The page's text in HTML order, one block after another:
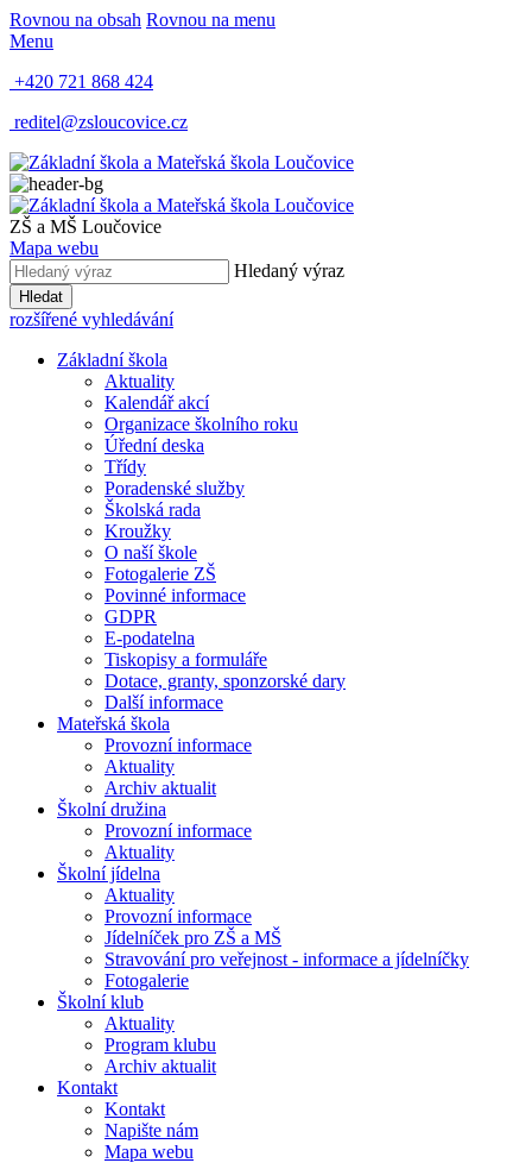
Rovnou na obsah Rovnou na menu
Menu
+420 721 868 424
reditel@zsloucovice.cz
ZŠ a MŠ Loučovice
Mapa webu
Hledaný výraz
Hledat
rozšířené vyhledávání
Základní škola
Aktuality
Kalendář akcí
Organizace školního roku
Úřední deska
Třídy
Poradenské služby
Školská rada
Kroužky
O naší škole
Fotogalerie ZŠ
Povinné informace
GDPR
E-podatelna
Tiskopisy a formuláře
Dotace, granty, sponzorské dary
Další informace
Mateřská škola
Provozní informace
Aktuality
Archiv aktualit
Školní družina
Provozní informace
Aktuality
Školní jídelna
Aktuality
Provozní informace
Jídelníček pro ZŠ a MŠ
Stravování pro veřejnost - informace a jídelníčky
Fotogalerie
Školní klub
Aktuality
Program klubu
Archiv aktualit
Kontakt
Kontakt
Napište nám
Mapa webu